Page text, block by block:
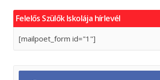
Felelős Szülők Iskolája hírlevél
[mailpoet_form id="1"]